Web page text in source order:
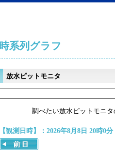
時系列グラフ
放水ピットモニタ
調べたい放水ピットモニ
【観測日時】：2026年8月8日 20時0分